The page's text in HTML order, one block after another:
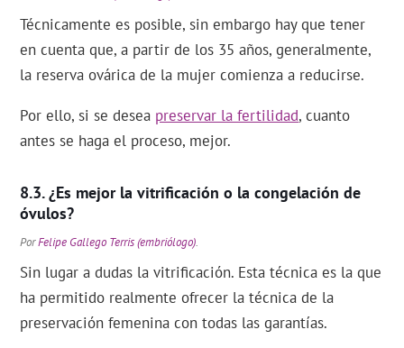
Técnicamente es posible, sin embargo hay que tener
en cuenta que, a partir de los 35 años, generalmente,
la reserva ovárica de la mujer comienza a reducirse.
Por ello, si se desea preservar la fertilidad, cuanto
antes se haga el proceso, mejor.
¿Es mejor la vitrificación o la congelación de
óvulos?
PorFelipe Gallego Terris (embriólogo).
Sin lugar a dudas la vitrificación. Esta técnica es la que
ha permitido realmente ofrecer la técnica de la
preservación femenina con todas las garantías.